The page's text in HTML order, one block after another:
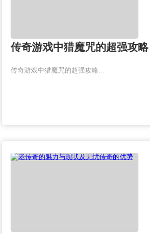
传奇游戏中猎魔咒的超强攻略
传奇游戏中猎魔咒的超强攻略...